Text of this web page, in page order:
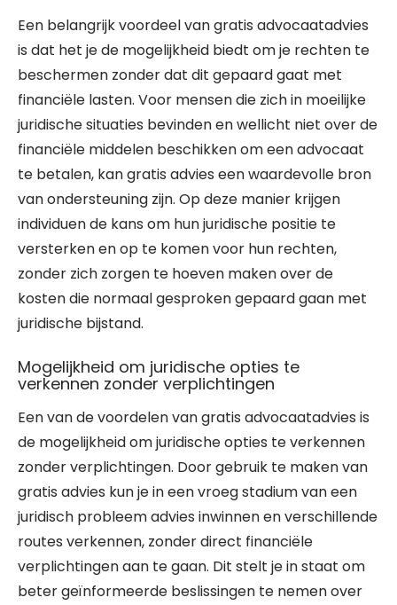
Een belangrijk voordeel van gratis advocaatadvies
is dat het je de mogelijkheid biedt om je rechten te
beschermen zonder dat dit gepaard gaat met
financiële lasten. Voor mensen die zich in moeilijke
juridische situaties bevinden en wellicht niet over de
financiële middelen beschikken om een advocaat
te betalen, kan gratis advies een waardevolle bron
van ondersteuning zijn. Op deze manier krijgen
individuen de kans om hun juridische positie te
versterken en op te komen voor hun rechten,
zonder zich zorgen te hoeven maken over de
kosten die normaal gesproken gepaard gaan met
juridische bijstand.
Mogelijkheid om juridische opties te
verkennen zonder verplichtingen
Een van de voordelen van gratis advocaatadvies is
de mogelijkheid om juridische opties te verkennen
zonder verplichtingen. Door gebruik te maken van
gratis advies kun je in een vroeg stadium van een
juridisch probleem advies inwinnen en verschillende
routes verkennen, zonder direct financiële
verplichtingen aan te gaan. Dit stelt je in staat om
beter geïnformeerde beslissingen te nemen over